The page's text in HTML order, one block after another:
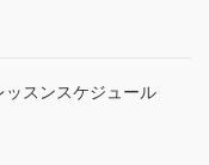
スンスケジュール